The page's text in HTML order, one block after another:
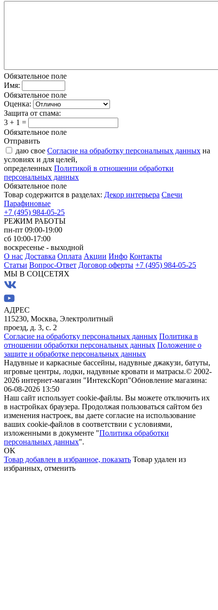
Обязательное поле
Имя:
Обязательное поле
Оценка:
Защита от спама:
3 + 1 =
Обязательное поле
Отправить
даю свое Согласие на обработку персональных данных на
условиях и для целей,
определенных Политикой в отношении обработки
персональных данных
Обязательное поле
Товар содержится в разделах: Декор интерьера Свечи
Парафиновые
+7 (495) 984-05-25
РЕЖИМ РАБОТЫ
пн-пт 09:00-19:00
сб 10:00-17:00
воскресенье - выходной
О нас Доставка Оплата Акции Инфо Контакты
Статьи Вопрос-Ответ Договор оферты +7 (495) 984-05-25
МЫ В СОЦСЕТЯХ
АДРЕС
115230, Москва, Электролитный
проезд, д. 3, с. 2
Согласие на обработку персональных данных Политика в
отношении обработки персональных данных Положение о
защите и обработке персональных данных
Надувные и каркасные бассейны, надувные джакузи, батуты,
игровые центры, лодки, надувные кровати и матрасы.© 2002-
2026 интернет-магазин "ИнтексКорп"Обновление магазина:
06-08-2026 13:50
Наш сайт использует cookie-файлы. Вы можете отключить их
в настройках браузера. Продолжая пользоваться сайтом без
изменения настроек, вы даете согласие на использование
ваших cookie-файлов в соответствии с условиями,
изложенными в документе "Политика обработки
персональных данных".
OK
Товар добавлен в избранное, показать Товар удален из
избранных, отменить